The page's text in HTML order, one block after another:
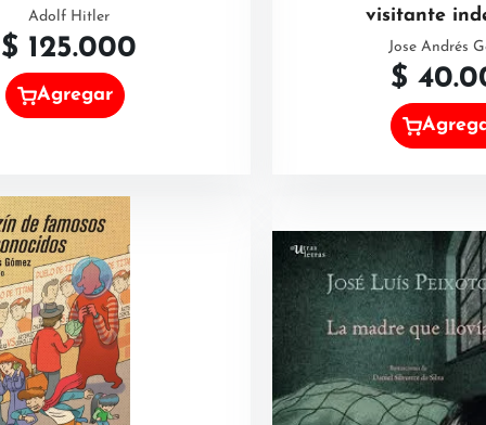
Adolf Hitler
$ 125.000
Agregar
visitante
Jose Andrés
$